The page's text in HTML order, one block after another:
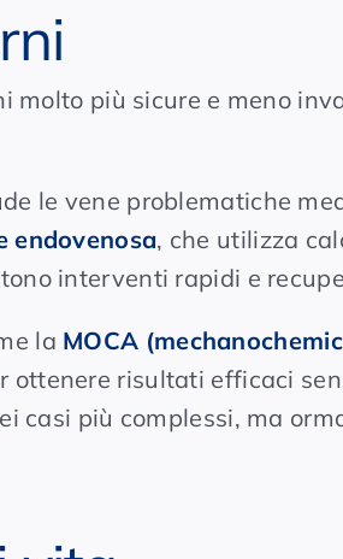
molto più sicure e meno
le vene problematiche
endovenosa, che utilizza
interventi rapidi e
la MOCA
ottenere risultati efficaci
casi più complessi, ma